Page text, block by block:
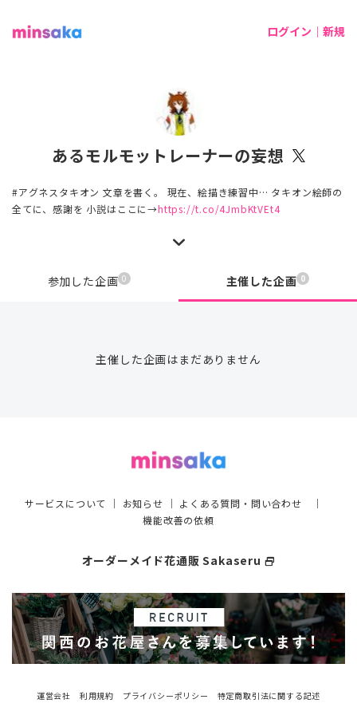
ログイン｜新規
あるモルモットレーナーの妄想
#アグネスタキオン 文章を書く。 現在、絵描き練習中… タキオン絵師の
全てに、感謝を 小説はここに→https://t.co/4JmbKtVEt4
参加した企画 0 主催した企画 0
主催した企画はまだありません
サービスについて ｜ お知らせ ｜ よくある質問・問い合わせ ｜
機能改善の依頼
オーダーメイド花通販 Sakaseru select_window
運営会社 利用規約 プライバシーポリシー
特定商取引法に関する記述